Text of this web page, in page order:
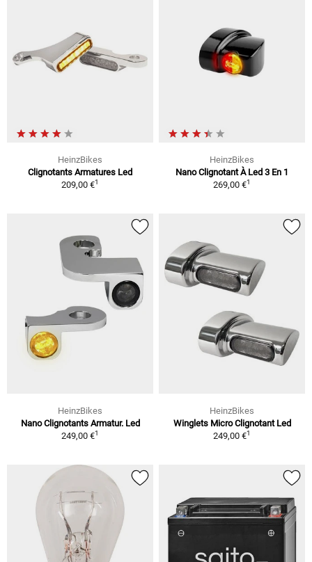
HeinzBikes
Clignotants Armatures Led
209,00 €1
HeinzBikes
Nano Clignotant À Led 3 En 1
269,00 €1
HeinzBikes
Nano Clignotants Armatur. Led
249,00 €1
HeinzBikes
Winglets Micro Clignotant Led
249,00 €1